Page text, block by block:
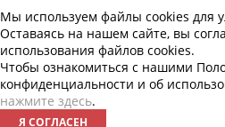
Мы используем файлы cookies для
Оставаясь на нашем сайте, вы
использования файлов cookies.
Чтобы ознакомиться с нашими
конфиденциальности и об
нажмите здесь.
Я СОГЛАСЕН